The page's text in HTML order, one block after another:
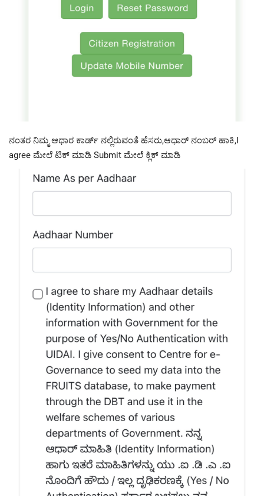
ನಂತರ ನಿಮ್ಮ ಆಧಾರ ಕಾರ್ಡ್ ನಲ್ಲಿರುವಂತೆ ಹೆಸರು,ಆಧಾರ್ ನಂಬರ್ ಹಾಕಿ,I
agree ಮೇಲೆ ಟಿಕ್ ಮಾಡಿ Submit ಮೇಲೆ ಕ್ಲಿಕ್ ಮಾಡಿ